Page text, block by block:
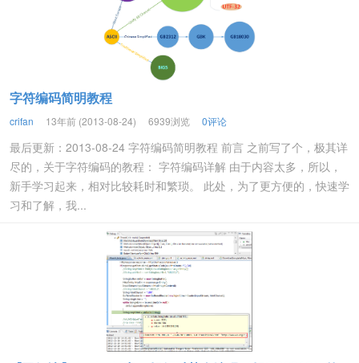
字符编码简明教程
crifan 13年前 (2013-08-24) 6939浏览 0评论
最后更新：2013-08-24 字符编码简明教程 前言 之前写了个，极其详
尽的，关于字符编码的教程： 字符编码详解 由于内容太多，所以，
新手学习起来，相对比较耗时和繁琐。 此处，为了更方便的，快速学
习和了解，我...